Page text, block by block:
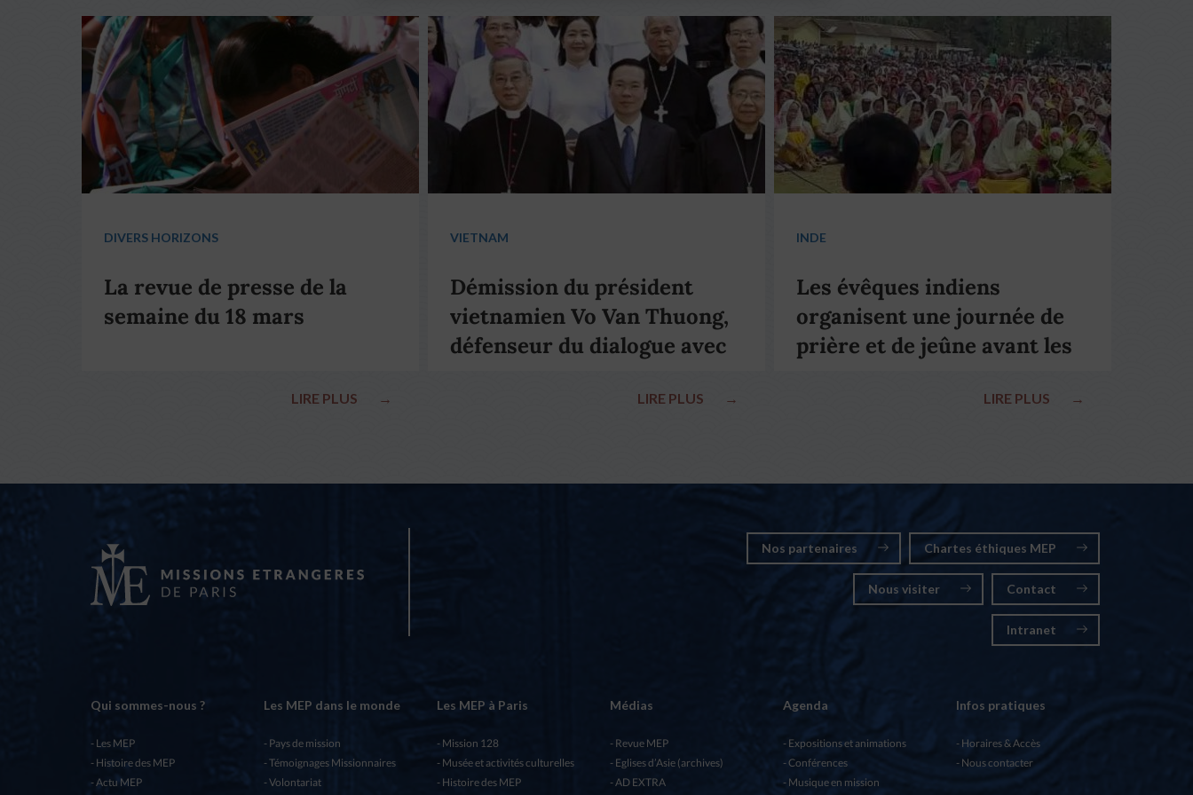
DIVERS HORIZONS
La revue de presse de la
semaine du 18 mars
LIRE PLUS →
VIETNAM
Démission du président
vietnamien Vo Van Thuong,
défenseur du dialogue avec
LIRE PLUS →
INDE
Les évêques indiens
organisent une journée de
prière et de jeûne avant les
LIRE PLUS →
Nos partenaires Chartes éthiques MEP
Nous visiter Contact
Intranet
Qui sommes-nous ?
Les MEP
Histoire des MEP
Actu MEP
Les MEP dans le monde
Pays de mission
Témoignages Missionnaires
Volontariat
Les MEP à Paris
Mission 128
Musée et activités culturelles
Histoire des MEP
Médias
Revue MEP
Eglises d’Asie (archives)
AD EXTRA
Agenda
Expositions et animations
Conférences
Musique en mission
Infos pratiques
Horaires & Accès
Nous contacter